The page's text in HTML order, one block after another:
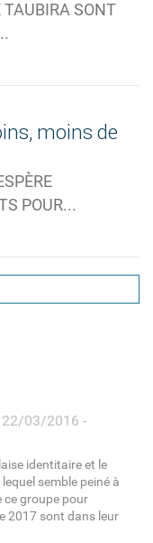
TAUBIRA SONT
moins de
POUR...
03/2016 -
identitaire et le
semble peiné à
ce groupe pour
2017 sont dans leur